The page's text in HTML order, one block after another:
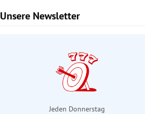
Unsere Newsletter
Slide 1 von 6
Jeden Donnerstag